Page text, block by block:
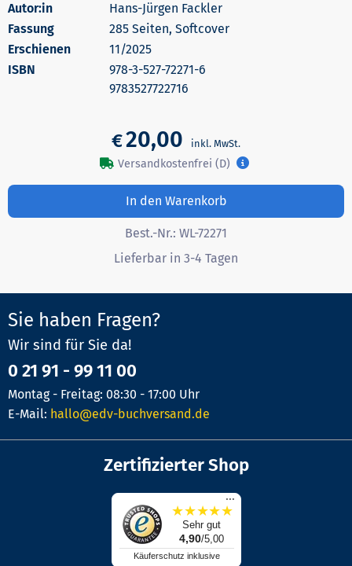
Autor:in
Hans-Jürgen Fackler
285 Seiten, Softcover
Erschienen
11/2025
978-3-527-72271-6
9783527722716
€20,00
Versandkostenfrei (D)
In den Warenkorb
Best.-Nr.: WL-72271
Lieferbar in 3-4 Tagen
Sie haben Fragen?
Wir sind für Sie da!
0 21 91 - 99 11 00
Montag - Freitag: 08:30 - 17:00 Uhr
E-Mail: hallo@edv-buchversand.de
Zertifizierter Shop
...
★★★★★
Sehr gut
4,90/5,00
Käuferschutz inklusive